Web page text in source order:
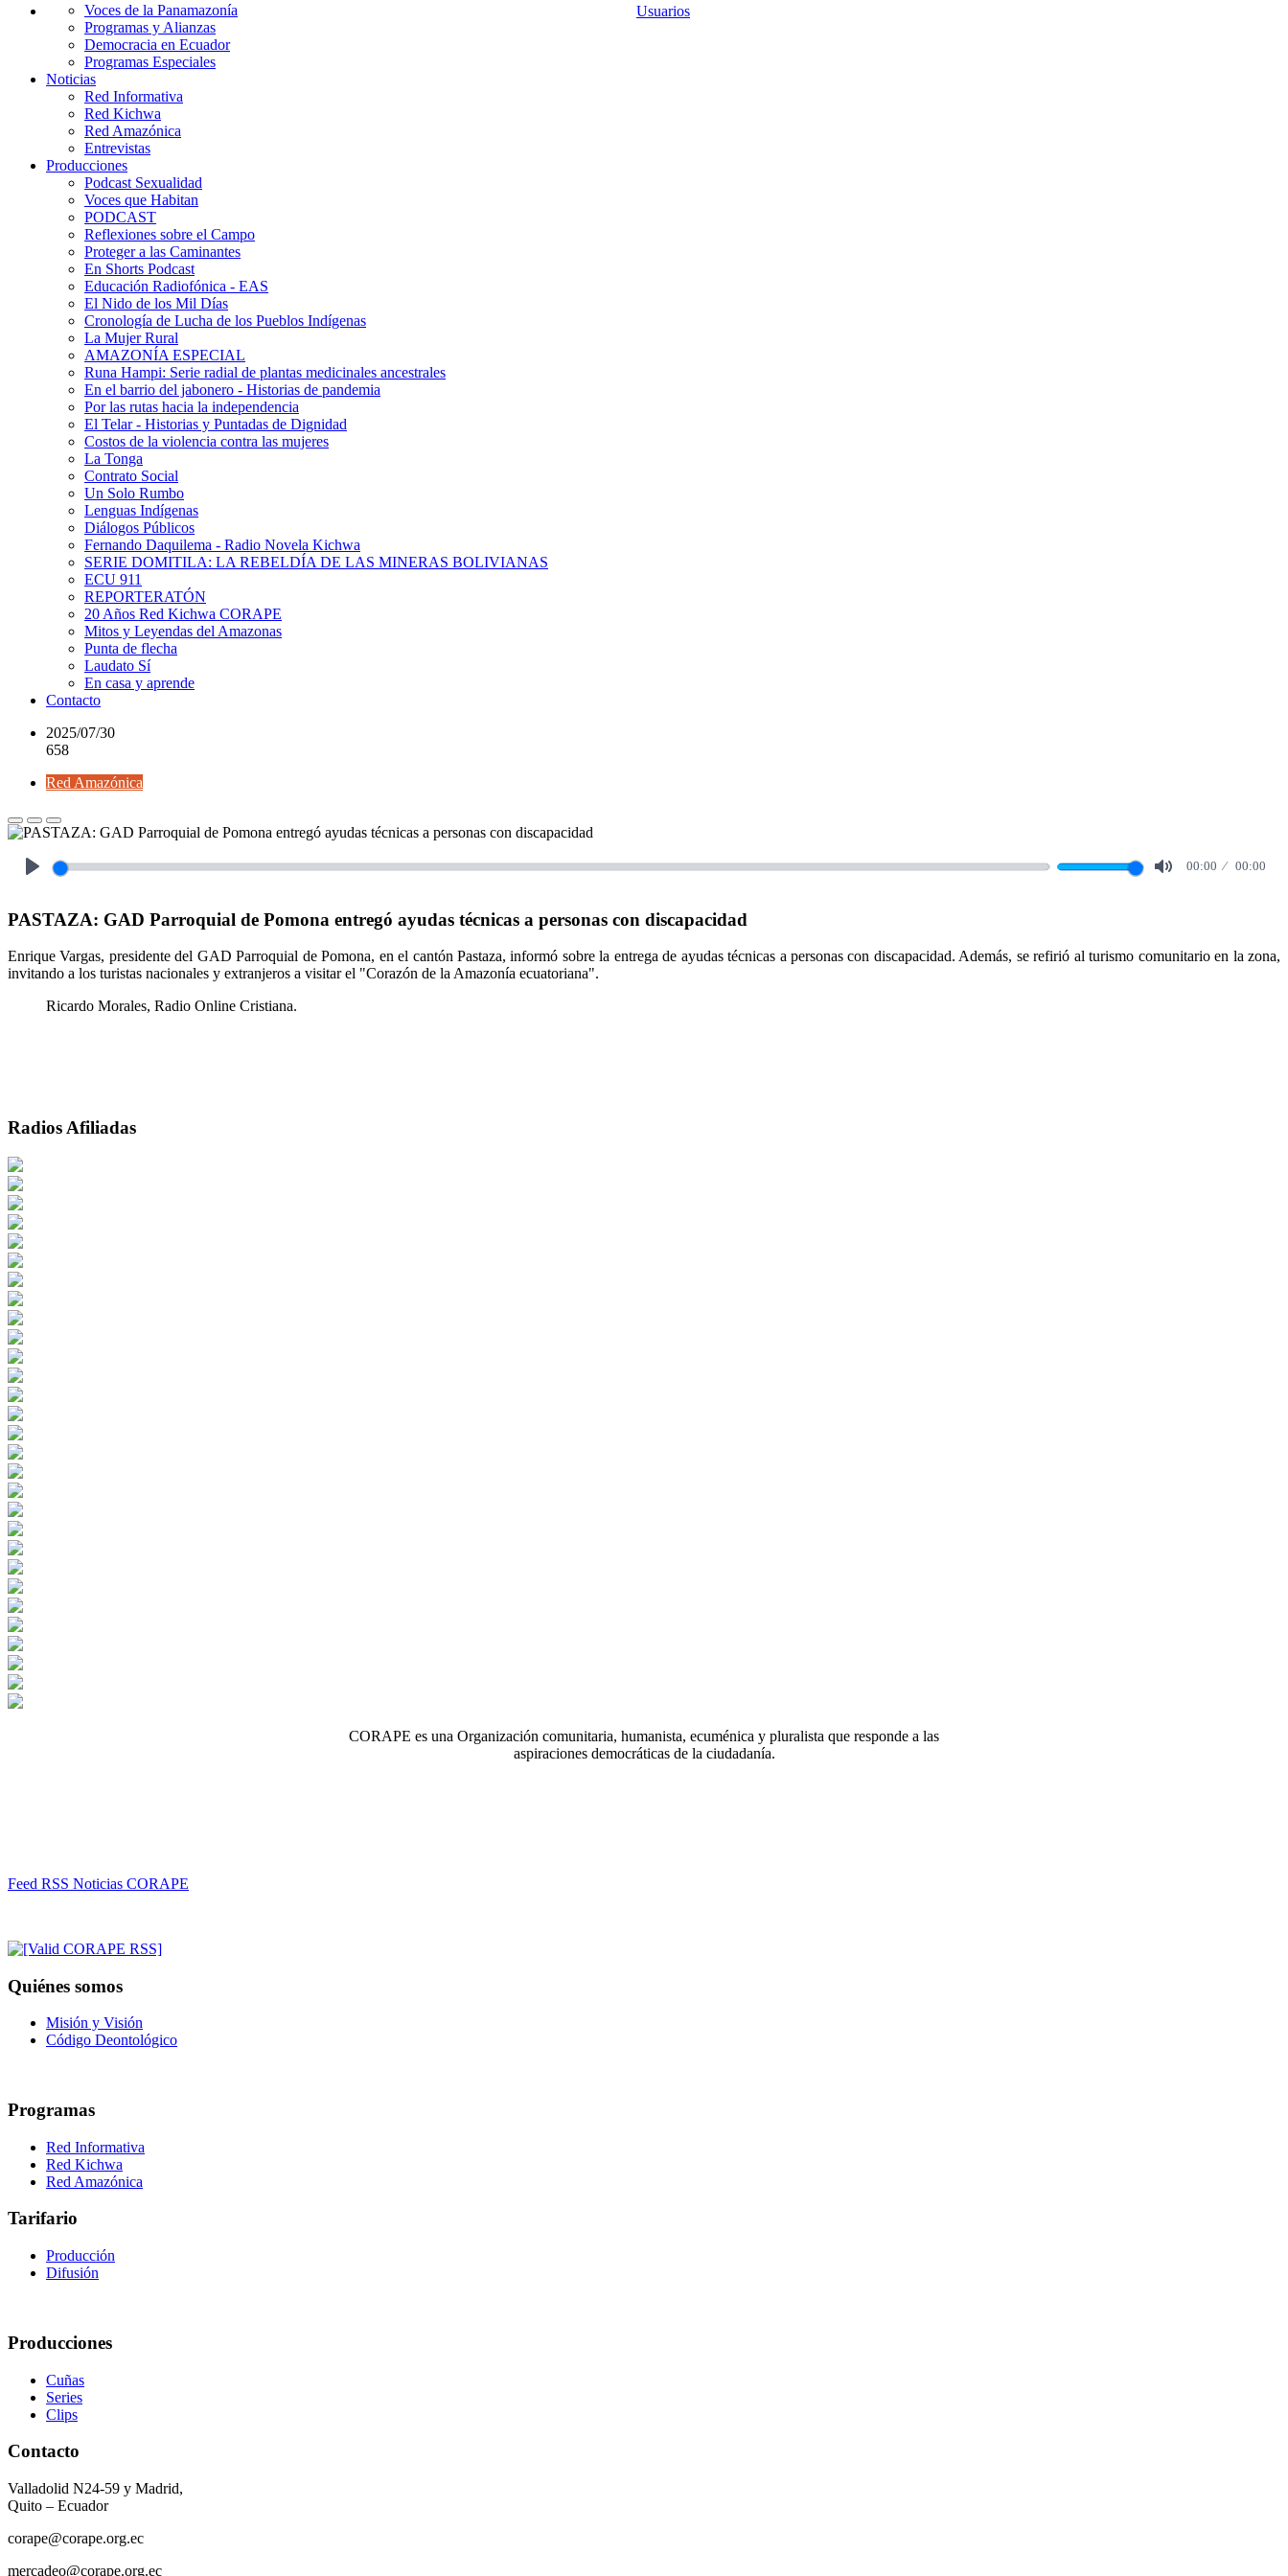
Usuarios
Voces de la Panamazonía
Programas y Alianzas
Democracia en Ecuador
Programas Especiales
Noticias
Red Informativa
Red Kichwa
Red Amazónica
Entrevistas
Producciones
Podcast Sexualidad
Voces que Habitan
PODCAST
Reflexiones sobre el Campo
Proteger a las Caminantes
En Shorts Podcast
Educación Radiofónica - EAS
El Nido de los Mil Días
Cronología de Lucha de los Pueblos Indígenas
La Mujer Rural
AMAZONÍA ESPECIAL
Runa Hampi: Serie radial de plantas medicinales ancestrales
En el barrio del jabonero - Historias de pandemia
Por las rutas hacia la independencia
El Telar - Historias y Puntadas de Dignidad
Costos de la violencia contra las mujeres
La Tonga
Contrato Social
Un Solo Rumbo
Lenguas Indígenas
Diálogos Públicos
Fernando Daquilema - Radio Novela Kichwa
SERIE DOMITILA: LA REBELDÍA DE LAS MINERAS BOLIVIANAS
ECU 911
REPORTERATÓN
20 Años Red Kichwa CORAPE
Mitos y Leyendas del Amazonas
Punta de flecha
Laudato Sí
En casa y aprende
Contacto
2025/07/30
658
Red Amazónica
00:00 00:00
PASTAZA: GAD Parroquial de Pomona entregó ayudas técnicas a personas con discapacidad
Enrique Vargas, presidente del GAD Parroquial de Pomona, en el cantón Pastaza, informó sobre la entrega de ayudas técnicas a personas con discapacidad. Además, se refirió al turismo comunitario en la zona,
invitando a los turistas nacionales y extranjeros a visitar el "Corazón de la Amazonía ecuatoriana".
Ricardo Morales, Radio Online Cristiana.
Radios Afiliadas
CORAPE es una Organización comunitaria, humanista, ecuménica y pluralista que responde a las
aspiraciones democráticas de la ciudadanía.
Feed RSS Noticias CORAPE
Quiénes somos
Misión y Visión
Código Deontológico
Programas
Red Informativa
Red Kichwa
Red Amazónica
Tarifario
Producción
Difusión
Producciones
Cuñas
Series
Clips
Contacto
Valladolid N24-59 y Madrid,
Quito – Ecuador
corape@corape.org.ec
mercadeo@corape.org.ec